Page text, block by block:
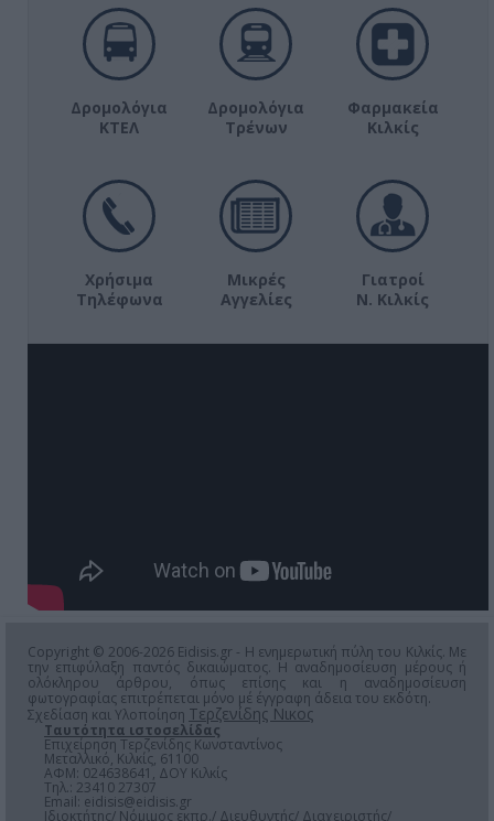
Δρομολόγια
ΚΤΕΛ
Δρομολόγια
Τρένων
Φαρμακεία
Κιλκίς
Χρήσιμα
Τηλέφωνα
Μικρές
Αγγελίες
Γιατροί
Ν. Κιλκίς
Copyright © 2006-2026 Eidisis.gr - Η ενημερωτική πύλη του Κιλκίς. Με
την επιφύλαξη παντός δικαιώματος. Η αναδημοσίευση μέρους ή
ολόκληρου άρθρου, όπως επίσης και η αναδημοσίευση
φωτογραφίας επιτρέπεται μόνο μέ έγγραφη άδεια του εκδότη.
Σχεδίαση και Υλοποίηση Τερζενίδης Νικος
Ταυτότητα ιστοσελίδας
Επιχείρηση Τερζενίδης Κωνσταντίνος
Μεταλλικό, Κιλκίς, 61100
ΑΦΜ: 024638641, ΔΟΥ Κιλκίς
Τηλ.: 23410 27307
Email: eidisis@eidisis.gr
Ιδιοκτήτης/ Νόμιμος εκπρ./ Διευθυντής/ Διαχειριστής/